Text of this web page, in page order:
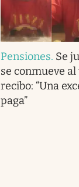
Pensiones. Se
se conmueve
recibo: “Una
paga”